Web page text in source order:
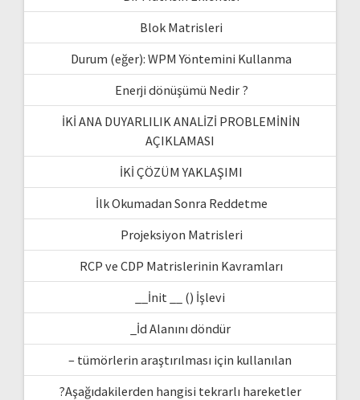
Blok Matrisleri
Durum (eğer): WPM Yöntemini Kullanma
Enerji dönüşümü Nedir ?
İKİ ANA DUYARLILIK ANALİZİ PROBLEMİNİN
AÇIKLAMASI
İKİ ÇÖZÜM YAKLAŞIMI
İlk Okumadan Sonra Reddetme
Projeksiyon Matrisleri
RCP ve CDP Matrislerinin Kavramları
__İnit __ () İşlevi
_İd Alanını döndür
– tümörlerin araştırılması için kullanılan
?Aşağıdakilerden hangisi tekrarlı hareketler